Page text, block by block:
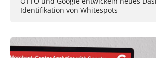
Identifikation von Whitespots